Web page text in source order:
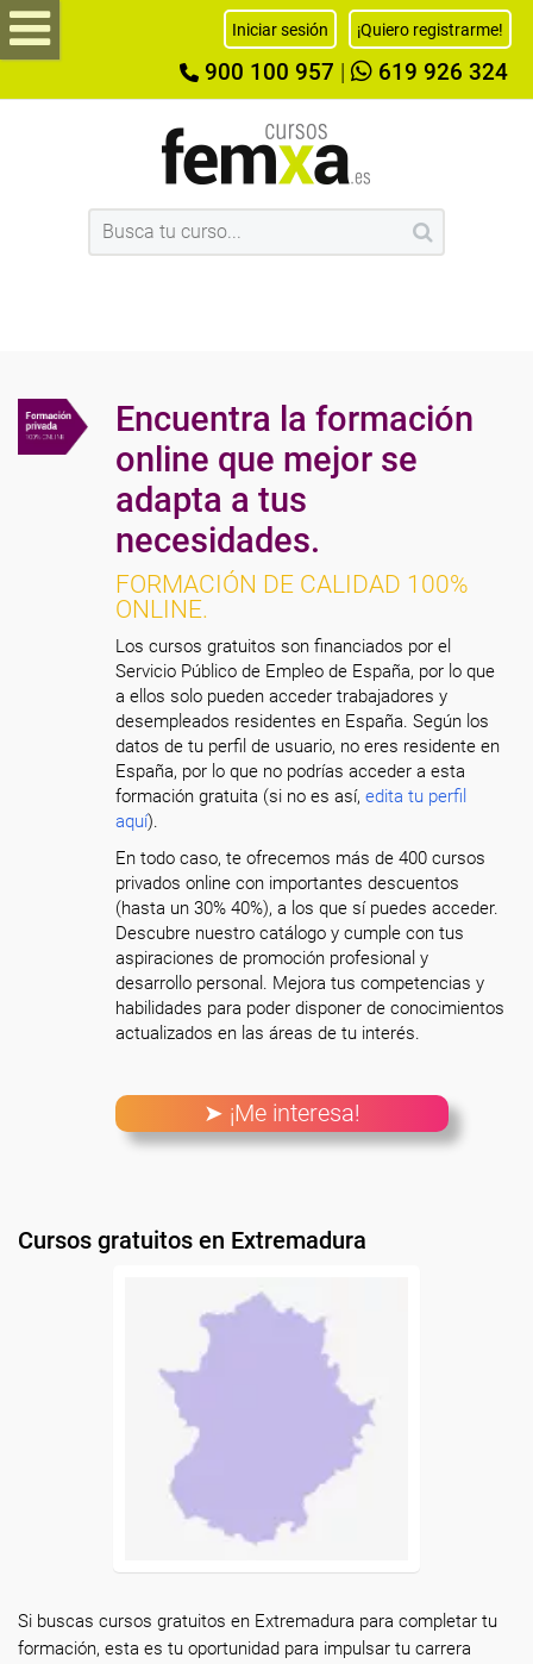
Iniciar sesión ¡Quiero registrarme!
900 100 957 619 926 324
Encuentra la formación
online que mejor se
adapta a tus
necesidades.
FORMACIÓN DE CALIDAD 100%
ONLINE.
Los cursos gratuitos son financiados por el
Servicio Público de Empleo de España, por lo que
a ellos solo pueden acceder trabajadores y
desempleados residentes en España. Según los
datos de tu perfil de usuario, no eres residente en
España, por lo que no podrías acceder a esta
formación gratuita (si no es así,edita tu perfil
aquí).
En todo caso, te ofrecemos más de 400 cursos
privados online con importantes descuentos
(hasta un 30% 40%), a los que sí puedes acceder.
Descubre nuestro catálogo y cumple con tus
aspiraciones de promoción profesional y
desarrollo personal. Mejora tus competencias y
habilidades para poder disponer de conocimientos
actualizados en las áreas de tu interés.
➤ ¡Me interesa!
Cursos gratuitos en Extremadura
Si buscas cursos gratuitos en Extremadura para completar tu
formación, esta es tu oportunidad para impulsar tu carrera